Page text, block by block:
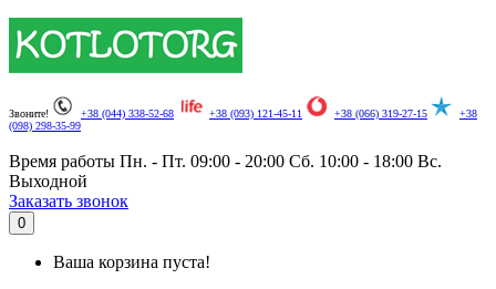
Звоните! +38 (044) 338-52-68 +38 (093) 121-45-11 +38 (066) 319-27-15
+38
(098) 298-35-99
Время работы Пн. - Пт. 09:00 - 20:00 Сб. 10:00 - 18:00 Вс.
Выходной
Заказать звонок
0
Ваша корзина пуста!